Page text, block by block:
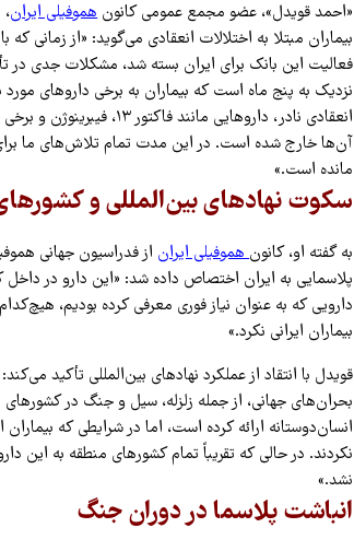
«احمد قویدل»، عضو مجمع عمومی کانونهموفیلی ایران
فعالیت این بانک برای ایران بسته شد، مشکلات جدی در
نزدیک به پنج ماه است که بیماران به برخی داروهای مورد
انعقادی نادر، داروهایی
آن‌ها خارج شده است. در این مدت تمام تلاش‌های ما
مانده است.»
سکوت نهادهای بین‌المللی و
به گفته او، کانونهموفیلی ایران
پلاسمایی به ایران اختصاص داده شد: «این دارو در
دارویی که به عنوان نیاز فوری معرفی کرده بودیم،
بیماران ایرانی نکرد.»
قویدل با انتقاد از عملکرد نهادهای بین‌المللی تأکید
بحران‌های جهانی، از جمله زلزله، سیل و جنگ در
انسان‌دوستانه ارائه کرده است، اما در شرایطی که
نکردند. در حالی که تقریباً تمام کشورهای منطقه به این
نشد.»
انباشت پلاسما در دوران جنگ